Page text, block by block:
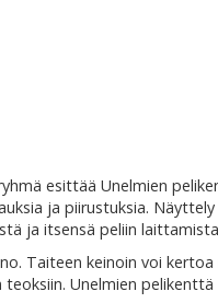
esittää Unelmien
ja piirustuksia.
ja itsensä peliin
Taiteen keinoin voi kertoa
Unelmien pelikenttä